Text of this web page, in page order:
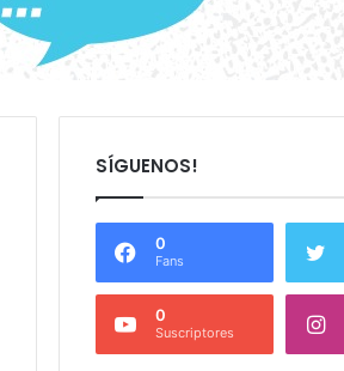
SÍGUENOS!
0
Fans
0
Suscriptores